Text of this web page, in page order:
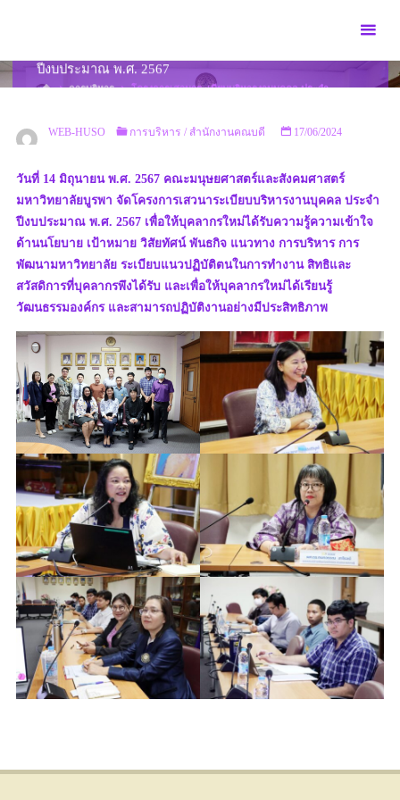
ปีงบประมาณ พ.ศ. 2567
HOMEการบริหาร
โครงการเสวนาระเบียบบริหารงานบุคคล ประจำ
WEB-HUSO การบริหาร / สำนักงานคณบดี 17/06/2024
วันที่ 14 มิถุนายน พ.ศ. 2567 คณะมนุษยศาสตร์และสังคมศาสตร์
มหาวิทยาลัยบูรพา จัดโครงการเสวนาระเบียบบริหารงานบุคคล ประจำ
ปีงบประมาณ พ.ศ. 2567 เพื่อให้บุคลากรใหม่ได้รับความรู้ความเข้าใจ
ด้านนโยบาย เป้าหมาย วิสัยทัศน์ พันธกิจ แนวทาง การบริหาร การ
พัฒนามหาวิทยาลัย ระเบียบแนวปฏิบัติตนในการทำงาน สิทธิและ
สวัสดิการที่บุคลากรพึงได้รับ และเพื่อให้บุคลากรใหม่ได้เรียนรู้
วัฒนธรรมองค์กร และสามารถปฏิบัติงานอย่างมีประสิทธิภาพ